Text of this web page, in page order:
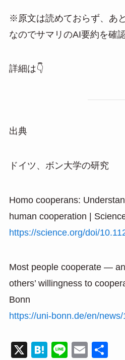
※原文は読めておらず、あ
なのでサマリのAI要約を確
詳細は👇
出典
ドイツ、ボン大学の研究
Homo cooperans:
human cooperation |
https://science.org/doi/
Most people cooperate —
others’ willingness to
Bonn
https://uni-bonn.de/en/
X
H
Li
E